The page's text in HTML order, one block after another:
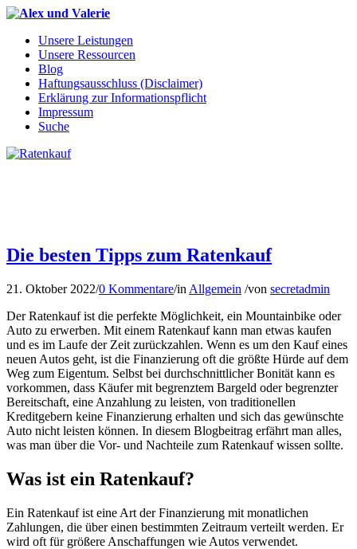
Unsere Leistungen
Unsere Ressourcen
Blog
Haftungsausschluss (Disclaimer)
Erklärung zur Informationspflicht
Impressum
Suche
Die besten Tipps zum Ratenkauf
21. Oktober 2022/0 Kommentare/in Allgemein /von secretadmin
Der Ratenkauf ist die perfekte Möglichkeit, ein Mountainbike oder
Auto zu erwerben. Mit einem Ratenkauf kann man etwas kaufen
und es im Laufe der Zeit zurückzahlen. Wenn es um den Kauf eines
neuen Autos geht, ist die Finanzierung oft die größte Hürde auf dem
Weg zum Eigentum. Selbst bei durchschnittlicher Bonität kann es
vorkommen, dass Käufer mit begrenztem Bargeld oder begrenzter
Bereitschaft, eine Anzahlung zu leisten, von traditionellen
Kreditgebern keine Finanzierung erhalten und sich das gewünschte
Auto nicht leisten können. In diesem Blogbeitrag erfährt man alles,
was man über die Vor- und Nachteile zum Ratenkauf wissen sollte.
Was ist ein Ratenkauf?
Ein Ratenkauf ist eine Art der Finanzierung mit monatlichen
Zahlungen, die über einen bestimmten Zeitraum verteilt werden. Er
wird oft für größere Anschaffungen wie Autos verwendet.